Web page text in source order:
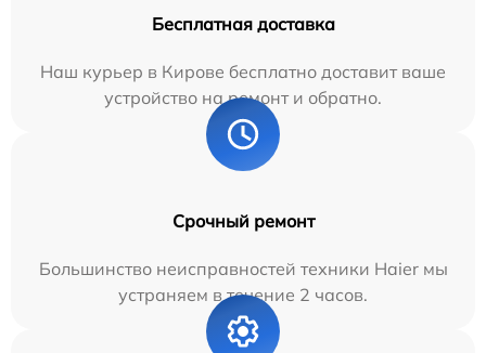
Бесплатная доставка
Наш курьер в Кирове бесплатно доставит ваше
устройство на ремонт и обратно.
Срочный ремонт
Большинство неисправностей техники Haier мы
устраняем в течение 2 часов.